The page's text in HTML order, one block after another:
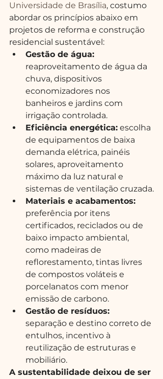
Universidade de Brasília, costumo
abordar os princípios abaixo em
projetos de reforma e construção
residencial sustentável:
Gestão de água:
reaproveitamento de água da
chuva, dispositivos
economizadores nos
banheiros e jardins com
irrigação controlada.
Eficiência energética: escolha
de equipamentos de baixa
demanda elétrica, painéis
solares, aproveitamento
máximo da luz natural e
sistemas de ventilação cruzada.
Materiais e acabamentos:
preferência por itens
certificados, reciclados ou de
baixo impacto ambiental,
como madeiras de
reflorestamento, tintas livres
de compostos voláteis e
porcelanatos com menor
emissão de carbono.
Gestão de resíduos:
separação e destino correto de
entulhos, incentivo à
reutilização de estruturas e
mobiliário.
A sustentabilidade deixou de ser